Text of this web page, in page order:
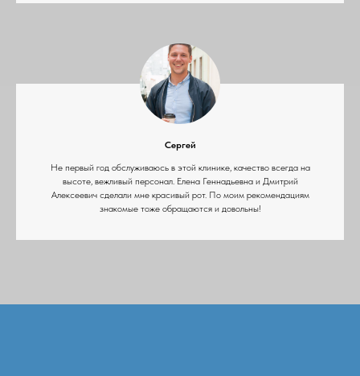
Сергей
Не первый год обслуживаюсь в этой клинике, качество всегда на
высоте, вежливый персонал. Елена Геннадьевна и Дмитрий
Алексеевич сделали мне красивый рот. По моим рекомендациям
знакомые тоже обращаются и довольны!